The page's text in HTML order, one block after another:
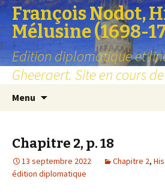
François Nodot,
Mélusine (1698-
Edition diplomatique et
Gheeraert. Site en cours
Menu
Chapitre 2, p. 18
13 septembre 2022 Chapitre 2,
édition diplomatique